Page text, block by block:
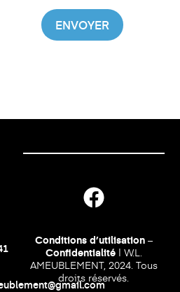
ENVOYER
Conditions d’utilisation –
Confidentialité| W.L.
AMEUBLEMENT, 2024. Tous
droits réservés.